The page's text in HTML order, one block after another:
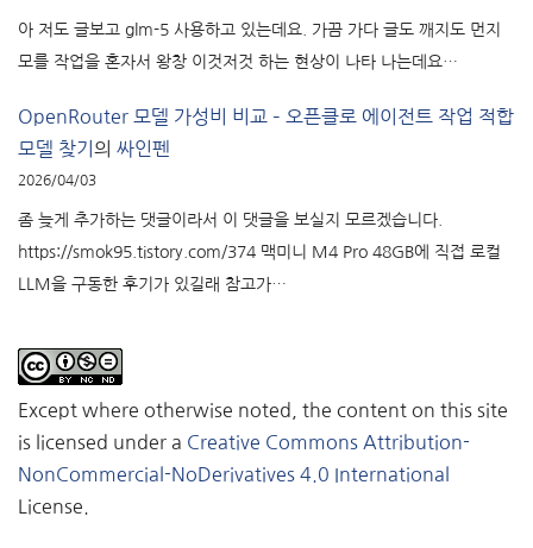
아 저도 글보고 glm-5 사용하고 있는데요. 가끔 가다 글도 깨지도 먼지
모를 작업을 혼자서 왕창 이것저것 하는 현상이 나타 나는데요…
OpenRouter 모델 가성비 비교 – 오픈클로 에이전트 작업 적합
모델 찾기 의 싸인펜
2026/04/03
좀 늦게 추가하는 댓글이라서 이 댓글을 보실지 모르겠습니다.
https://smok95.tistory.com/374 맥미니 M4 Pro 48GB에 직접 로컬
LLM을 구동한 후기가 있길래 참고가…
Except where otherwise noted, the content on this site
is licensed under a Creative Commons Attribution-
NonCommercial-NoDerivatives 4.0 International
License.